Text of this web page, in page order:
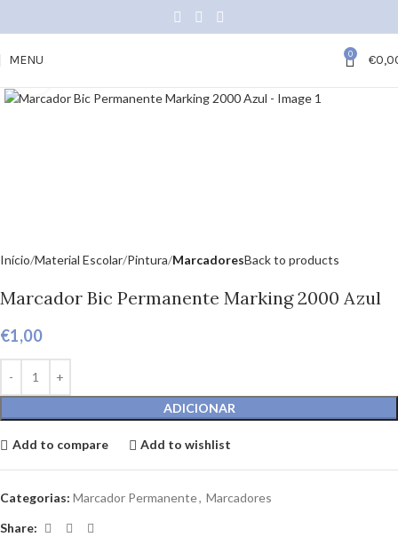
MENU 0 €
Início Material Escolar Pintura MarcadoresBack to products
Marcador Bic Permanente Marking 2000 Azul
€1,00
ADICIONAR
Add to compare Add to wishlist
Categorias: Marcador Permanente, Marcadores
Share: